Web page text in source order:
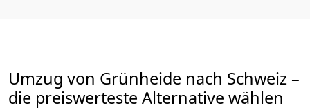
Umzug von Grünheide nach Schweiz –
die preiswerteste Alternative wählen